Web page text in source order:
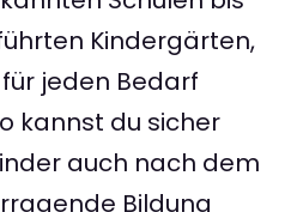
Kindergärten,
jeden Bedarf
kannst du sicher
auch nach dem
Bildung